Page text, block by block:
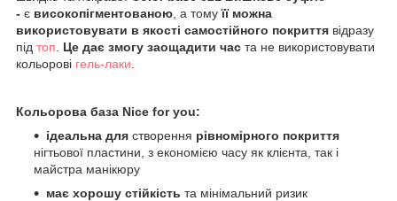
- є високопігментованою , а томуїї можна
використовувати в якості самостійного покриття відразу
під топ Це дає змогу заощадити час та не використовувати
кольорові гель-лаки
Кольорова база Nice for you:
ідеальна для створення рівномірного покриття
нігтьової пластини, з економією часу як клієнта, так і
майстра манікюру
має хорошу стійкість та мінімальний ризик